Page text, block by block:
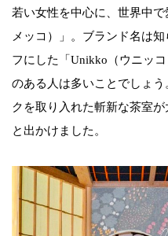
若い女性を中心に、世界中
メッコ）」。ブランド名は
フにした「Unikko（ウニッ
のある人は多いことでしょ
クを取り入れた斬新な茶室
と出かけました。